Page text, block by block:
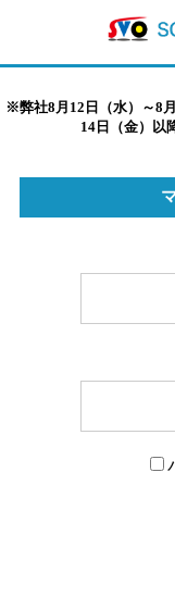
※弊社8月12日（水）～8
14日（金）以